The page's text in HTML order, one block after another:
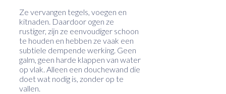
Ze vervangen tegels, voegen en
kitnaden. Daardoor ogen ze
rustiger, zijn ze eenvoudiger schoon
te houden en hebben ze vaak een
subtiele dempende werking. Geen
galm, geen harde klappen van water
op vlak. Alleen een douchewand die
doet wat nodig is, zonder op te
vallen.